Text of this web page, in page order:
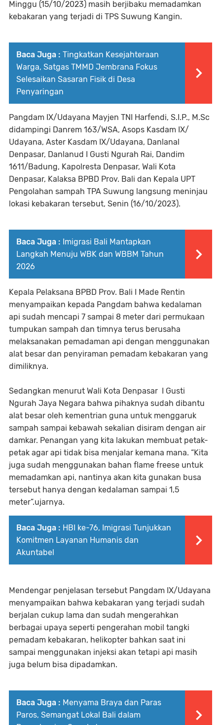
Minggu (15/10/2023) masih berjibaku memadamkan
kebakaran yang terjadi di TPS Suwung Kangin.
Baca Juga : Tingkatkan Kesejahteraan
Warga, Satgas TMMD Jembrana Fokus
Selesaikan Sasaran Fisik di Desa
Penyaringan
Pangdam IX/Udayana Mayjen TNI Harfendi, S.I.P., M.Sc
didampingi Danrem 163/WSA, Asops Kasdam IX/
Udayana, Aster Kasdam IX/Udayana, Danlanal
Denpasar, Danlanud I Gusti Ngurah Rai, Dandim
1611/Badung, Kapolresta Denpasar, Wali Kota
Denpasar, Kalaksa BPBD Prov. Bali dan Kepala UPT
Pengolahan sampah TPA Suwung langsung meninjau
lokasi kebakaran tersebut, Senin (16/10/2023).
Baca Juga : Imigrasi Bali Mantapkan
Langkah Menuju WBK dan WBBM Tahun
2026
Kepala Pelaksana BPBD Prov. Bali I Made Rentin
menyampaikan kepada Pangdam bahwa kedalaman
api sudah mencapi 7 sampai 8 meter dari permukaan
tumpukan sampah dan timnya terus berusaha
melaksanakan pemadaman api dengan menggunakan
alat besar dan penyiraman pemadam kebakaran yang
dimiliknya.
Sedangkan menurut Wali Kota Denpasar I Gusti
Ngurah Jaya Negara bahwa pihaknya sudah dibantu
alat besar oleh kementrian guna untuk menggaruk
sampah sampai kebawah sekalian disiram dengan air
damkar. Penangan yang kita lakukan membuat petak-
petak agar api tidak bisa menjalar kemana mana. “Kita
juga sudah menggunakan bahan flame freese untuk
memadamkan api, nantinya akan kita gunakan busa
tersebut hanya dengan kedalaman sampai 1,5
meter”.ujarnya.
Baca Juga : HBI ke-76, Imigrasi Tunjukkan
Komitmen Layanan Humanis dan
Akuntabel
Mendengar penjelasan tersebut Pangdam IX/Udayana
menyampaikan bahwa kebakaran yang terjadi sudah
berjalan cukup lama dan sudah mengerahkan
berbagai upaya seperti pengerahan mobil tangki
pemadam kebakaran, helikopter bahkan saat ini
sampai menggunakan injeksi akan tetapi api masih
juga belum bisa dipadamkan.
Baca Juga : Menyama Braya dan Paras
Paros, Semangat Lokal Bali dalam